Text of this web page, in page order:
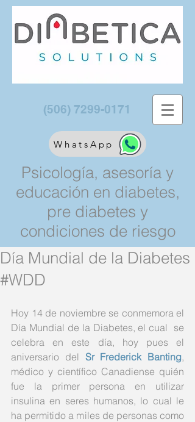
(506) 7299-0171
WhatsApp
Psicología, asesoría y
educación en diabetes,
pre diabetes y
condiciones de riesgo
Día Mundial de la Diabetes
#WDD
Hoy 14 de noviembre se conmemora el
Día Mundial de la Diabetes, el cual  se
celebra en este día, hoy pues el
aniversario del Sr Frederick Banting,
médico y científico Canadiense quién
fue la primer persona en utilizar
insulina en seres humanos, lo cual le
ha permitido a miles de personas como